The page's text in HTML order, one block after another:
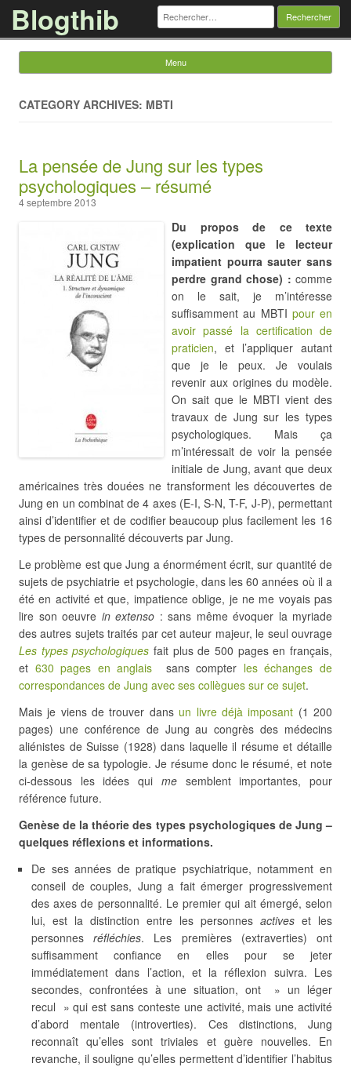
Blogthib Rechercher :
Menu
CATEGORY ARCHIVES: MBTI
La pensée de Jung sur les types
psychologiques – résumé
4 septembre 2013
Du propos de ce texte
(explication que le lecteur
impatient pourra sauter sans
perdre grand chose) : comme
on le sait, je m’intéresse
suffisamment au MBTI pour en
avoir passé la certification de
praticien, et l’appliquer autant
que je le peux. Je voulais
revenir aux origines du modèle.
On sait que le MBTI vient des
travaux de Jung sur les types
psychologiques. Mais ça
m’intéressait de voir la pensée
initiale de Jung, avant que deux
américaines très douées ne transforment les découvertes de
Jung en un combinat de 4 axes (E-I, S-N, T-F, J-P), permettant
ainsi d’identifier et de codifier beaucoup plus facilement les 16
types de personnalité découverts par Jung.
Le problème est que Jung a énormément écrit, sur quantité de
sujets de psychiatrie et psychologie, dans les 60 années où il a
été en activité et que, impatience oblige, je ne me voyais pas
lire son oeuvre in extenso : sans même évoquer la myriade
des autres sujets traités par cet auteur majeur, le seul ouvrage
Les types psychologiques fait plus de 500 pages en français,
et 630 pages en anglais sans compter les échanges de
correspondances de Jung avec ses collègues sur ce sujet.
Mais je viens de trouver dans un livre déjà imposant (1 200
pages) une conférence de Jung au congrès des médecins
aliénistes de Suisse (1928) dans laquelle il résume et détaille
la genèse de sa typologie. Je résume donc le résumé, et note
ci-dessous les idées qui mesemblent importantes, pour
référence future.
Genèse de la théorie des types psychologiques de Jung –
quelques réflexions et informations.
De ses années de pratique psychiatrique, notamment en
conseil de couples, Jung a fait émerger progressivement
des axes de personnalité. Le premier qui ait émergé, selon
lui, est la distinction entre les personnes actives et les
personnesréfléchies. Les premières (extraverties) ont
suffisamment confiance en elles pour se jeter
immédiatement dans l’action, et la réflexion suivra. Les
secondes, confrontées à une situation, ont » un léger
recul » qui est sans conteste une activité, mais une activité
d’abord mentale (introverties). Ces distinctions, Jung
reconnaît qu’elles sont triviales et guère nouvelles. En
revanche, il souligne qu’elles permettent d’identifier l’habitus